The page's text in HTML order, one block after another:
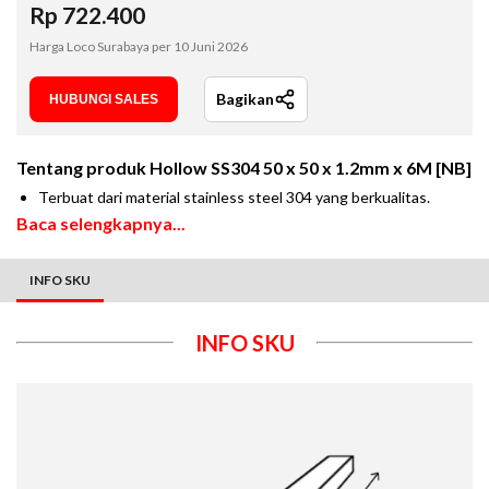
Rp 722.400
Harga Loco Surabaya per 10 Juni 2026
HUBUNGI SALES Bagikan
Tentang produk Hollow SS304 50 x 50 x 1.2mm x 6M [NB]
Terbuat dari material stainless steel 304 yang berkualitas.
Baca selengkapnya...
INFO SKU
INFO SKU